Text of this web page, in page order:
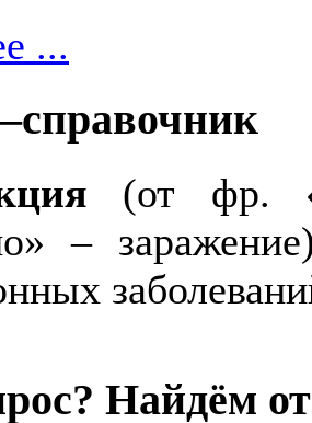
...
(от фр.
–
Найдём